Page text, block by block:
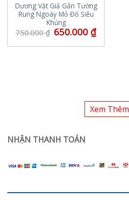
Dương Vật Giả Gắn Tường
Rung Ngoáy Mỏ Đỏ Siêu
Khủng
750.000₫ 650.000 ₫
Xem Thêm
NHẬN THANH TOÁN